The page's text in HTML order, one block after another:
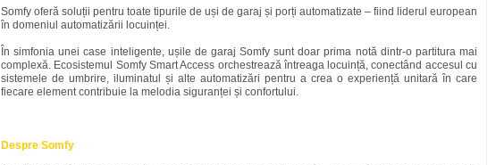
Somfy oferă soluții pentru toate tipurile de uși de garaj și porți automatizate – fiind liderul european
în domeniul automatizării locuinței.
În simfonia unei case inteligente, ușile de garaj Somfy sunt doar prima notă dintr-o partitura mai
complexă. Ecosistemul Somfy Smart Access orchestrează întreaga locuință, conectând accesul cu
sistemele de umbrire, iluminatul și alte automatizări pentru a crea o experiență unitară în care
fiecare element contribuie la melodia siguranței și confortului.
Despre Somfy